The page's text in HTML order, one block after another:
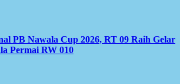
PB Nawala Cup 2026, RT 09 Raih Gelar
Permai RW 010